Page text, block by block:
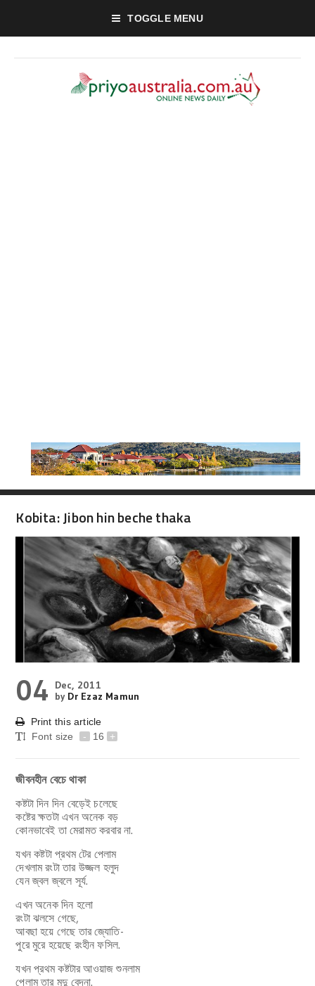
TOGGLE MENU
Kobita: Jibon hin beche thaka
04
Dec, 2011
by Dr Ezaz Mamun
Print this article
Font size
- 16 +
জীবনহীন বেচে থাকা
কষ্টটা দিন দিন বেড়েই চলেছে
কষ্টের ক্ষতটা এখন অনেক বড়
কোনভাবেই তা মেরামত করবার না.
যখন কষ্টটা প্রথম টের পেলাম
দেখলাম রংটা তার উজ্জল হলুদ
যেন জ্বল জ্বলে সূর্য.
এখন অনেক দিন হলো
রংটা ঝলসে গেছে,
আবছা হয়ে গেছে তার জ্যোতি-
পুরে মুরে হয়েছে রংহীন ফসিল.
যখন প্রথম কষ্টটার আওয়াজ শুনলাম
পেলাম তার মৃদু বেদনা.